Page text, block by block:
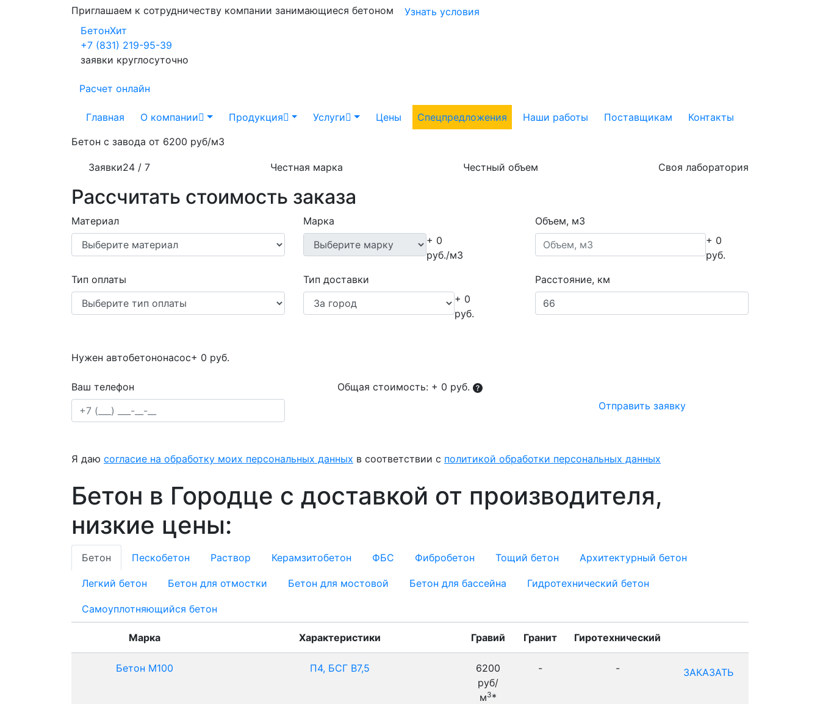
Приглашаем к сотрудничеству компании занимающиеся бетоном
Узнать условия
БетонХит
+7 (831) 219-95-39
заявки круглосуточно
Расчет онлайн
Главная О компании Продукция Услуги Цены Спецпредложения Наши работы Поставщикам
Контакты
Бетон с завода от 6200 руб/м3
Заявки24 / 7 Честная марка Честный объем Своя лаборатория
Рассчитать стоимость заказа
Материал
Марка
+ 0
руб./м3
Объем, м3
+ 0
руб.
Тип оплаты
Тип доставки
+ 0
руб.
Расстояние, км
Нужен автобетононасос+ 0 руб.
Ваш телефон Общая стоимость: + 0 руб.
Отправить заявку
Я даю согласие на обработку моих персональных данных в соответствии с политикой обработки персональных данных
Бетон в Городце с доставкой от производителя,
низкие цены:
Бетон Пескобетон Раствор Керамзитобетон ФБС Фибробетон Тощий бетон Архитектурный бетон
Легкий бетон Бетон для отмостки Бетон для мостовой Бетон для бассейна Гидротехнический бетон
Самоуплотняющийся бетон
Марка Характеристики Гравий Гранит Гиротехнический
Бетон М100 П4, БСГ В7,5
6200
руб/
м3*
- - ЗАКАЗАТЬ